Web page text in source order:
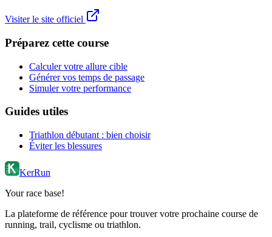
Visiter le site officiel
Préparez cette course
Calculer votre allure cible
Générer vos temps de passage
Simuler votre performance
Guides utiles
Triathlon débutant : bien choisir
Éviter les blessures
KerRun
Your race base!
La plateforme de référence pour trouver votre prochaine course de
running, trail, cyclisme ou triathlon.